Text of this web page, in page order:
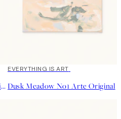
Dinner In the Garden Arte Original
EVERYTHING IS ART
Dusk Meadow No1 Arte Original